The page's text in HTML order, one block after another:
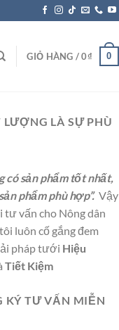
GIỎ HÀNG /0₫ 0
LƯỢNG LÀ SỰ PHÙ
có sản phẩm tốt nhất,
phẩm phù hợp”. Vậy
tư vấn cho Nông dân
luôn cố gắng đem
pháp tưới Hiệu
Tiết Kiệm
KÝ TƯ VẤN MIỄN